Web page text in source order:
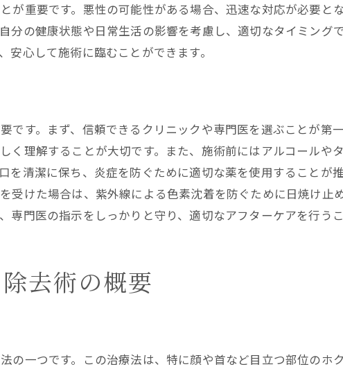
クロ除去を決断する前に考えるべきこと
が語るホクロ除去のベストプラクティス
クロ除去で成功するためのポイント
例別のホクロ除去の成功事例
クロ除去のためのカスタマイズケア
専門医が教えるホクロ除去後のメンテナンス
除去に適したクリニックの選び方
門医の経歴と実績の確認方法
リニックの設備と技術のチェックポイント
が重要です。悪性の可能性がある場合、迅速な対応が必要と
分の健康状態や日常生活の影響を考慮し、適切なタイミング
心して施術に臨むことができます。
す。まず、信頼できるクリニックや専門医を選ぶことが第
く理解することが大切です。また、施術前にはアルコールや
を清潔に保ち、炎症を防ぐために適切な薬を使用することが
受けた場合は、紫外線による色素沈着を防ぐために日焼け止
門医の指示をしっかりと守り、適切なアフターケアを行うこ
去術の概要
の一つです。この治療法は、特に顔や首など目立つ部位のホ